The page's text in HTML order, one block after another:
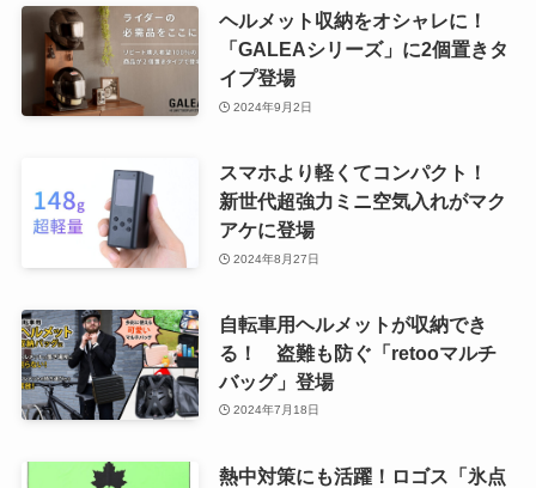
ヘルメット収納をオシャレに！
「GALEAシリーズ」に2個置きタ
イプ登場
2024年9月2日
スマホより軽くてコンパクト！
新世代超強力ミニ空気入れがマク
アケに登場
2024年8月27日
自転車用ヘルメットが収納でき
る！ 盗難も防ぐ「retooマルチ
バッグ」登場
2024年7月18日
熱中対策にも活躍！ロゴス「氷点